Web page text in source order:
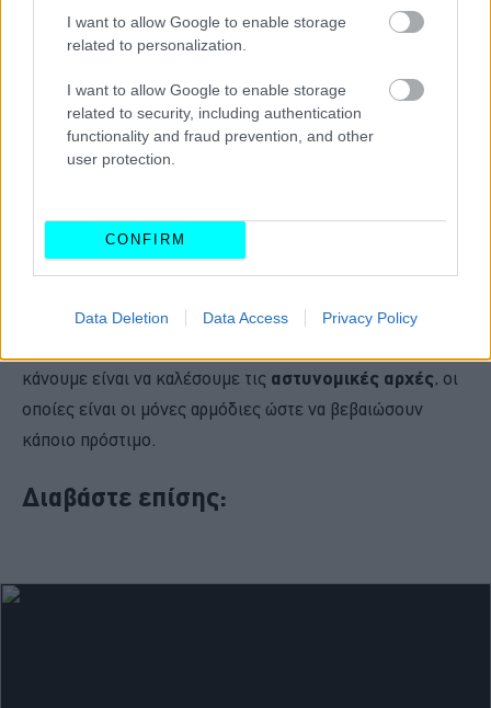
I want to allow Google to enable storage
related to personalization.
I want to allow Google to enable storage
related to security, including authentication
functionality and fraud prevention, and other
user protection.
CONFIRM
Data Deletion Data Access Privacy Policy
Σε κάθε περίπτωση, αν εντοπίσουμε κάποιοπαράνομα
κάνουμε είναι να καλέσουμε τις αστυνομικές αρχές, οι
οποίες είναι οι μόνες αρμόδιες ώστε να βεβαιώσουν
κάποιο πρόστιμο.
Διαβάστε επίσης: